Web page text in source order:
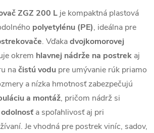
ZGZ 200 L je kompaktná plastová
polyetylénu (PE), ideálna pre
. Vďakadvojkomorovej
okrem hlavnej nádrže na postrek aj
načistú vodu pre umývanie rúk priamo
a nízka hmotnosť zabezpečujú
a montáž, pričom nádrž si
a spoľahlivosť aj pri
Je vhodná pre postrek viníc, sadov,